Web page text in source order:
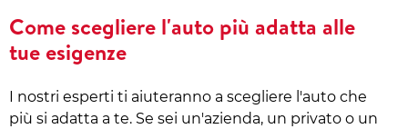
Come scegliere l'auto più adatta alle
tue esigenze
I nostri esperti ti aiuteranno a scegliere l'auto che
più si adatta a te. Se sei un'azienda, un privato o un